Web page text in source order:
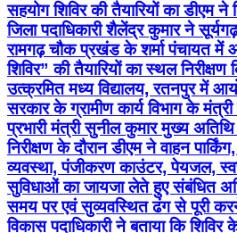
सहयोग शिविर की तैयारियों का डीएम
जिला पदाधिकारी शैलेंद्र कुमार ने
रामगढ़ चौक प्रखंड के शर्मा पंचायत में
शिविर” की तैयारियों का स्थल निरीक्षण
उत्क्रमित मध्य विद्यालय, रतनपुर में
सरकार के ग्रामीण कार्य विभाग के
प्रभारी मंत्री सुनील कुमार मुख्य
निरीक्षण के दौरान डीएम ने वाहन
व्यवस्था, पंजीकरण काउंटर, पेयजल,
सुविधाओं का जायजा लेते हुए संबंधित
समय पर एवं सुव्यवस्थित ढंग से पूरी
विकास पदाधिकारी ने बताया कि